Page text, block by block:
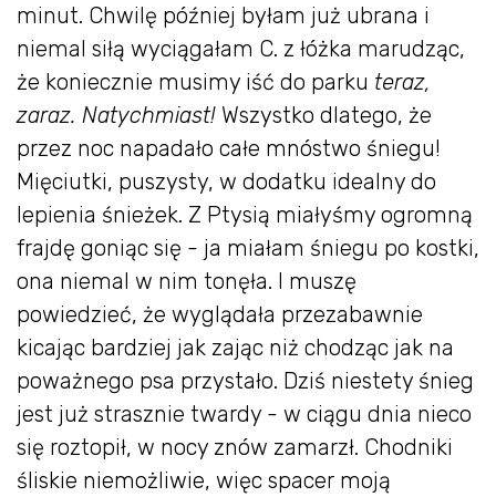
minut. Chwilę później byłam już ubrana i
niemal siłą wyciągałam C. z łóżka marudząc,
że koniecznie musimy iść do parku teraz,
zaraz. Natychmiast! Wszystko dlatego, że
przez noc napadało całe mnóstwo śniegu!
Mięciutki, puszysty, w dodatku idealny do
lepienia śnieżek. Z Ptysią miałyśmy ogromną
frajdę goniąc się - ja miałam śniegu po kostki,
ona niemal w nim tonęła. I muszę
powiedzieć, że wyglądała przezabawnie
kicając bardziej jak zając niż chodząc jak na
poważnego psa przystało. Dziś niestety śnieg
jest już strasznie twardy - w ciągu dnia nieco
się roztopił, w nocy znów zamarzł. Chodniki
śliskie niemożliwie, więc spacer moją